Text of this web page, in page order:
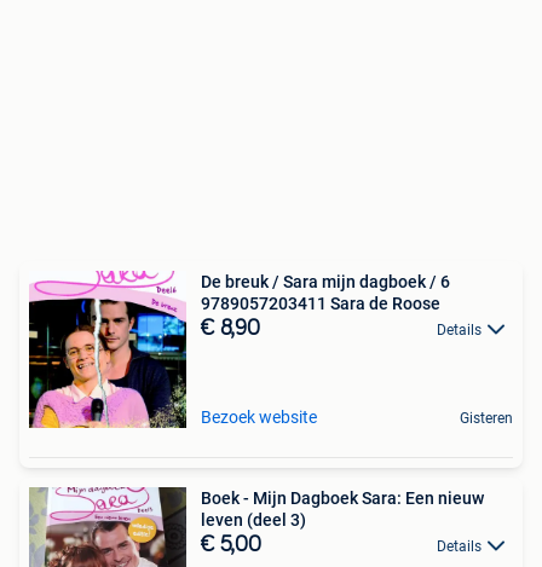
De breuk / Sara mijn dagboek / 6
9789057203411 Sara de Roose
€ 8,90 Details
Bezoek website Gisteren
Boek - Mijn Dagboek Sara: Een nieuw
leven (deel 3)
€ 5,00 Details